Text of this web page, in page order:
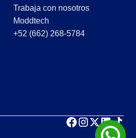
Trabaja con nosotros
Moddtech
+52 (662) 268-5784